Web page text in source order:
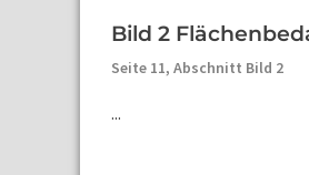
Bild 2
Seite 11, Abschnitt Bild 2
...